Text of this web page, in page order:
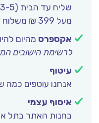
מעל 399 ₪ משלוח חינם.
אקספרס מהיום להיום (0-1 ימי
לרשימת הישובים
עיטוף
אנחנו עוטפים כמה
איסוף עצמי
בחנות האתר בתל